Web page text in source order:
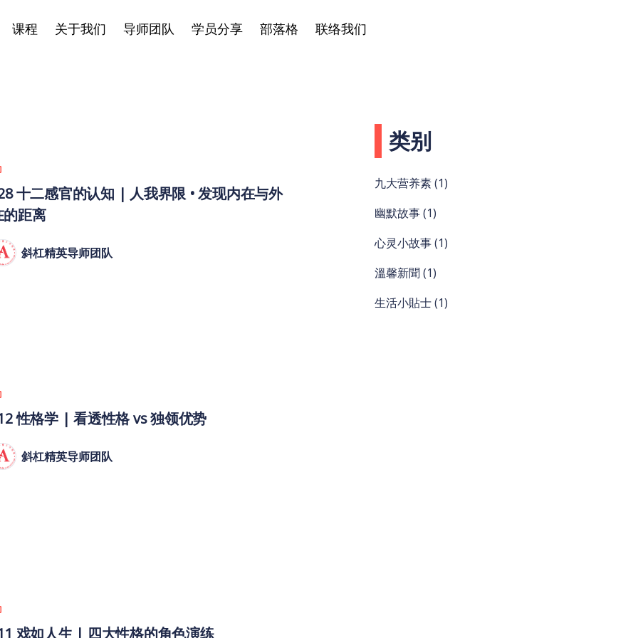
课程 关于我们 导师团队 学员分享 部落格 联络我们
十二感官的认知 | 人我界限 • 发现内在与外
的距离
斜杠精英导师团队
性格学 | 看透性格 vs 独领优势
斜杠精英导师团队
戏如人生 | 四大性格的角色演练
类别
九大营养素(1)
幽默故事(1)
心灵小故事(1)
溫馨新聞(1)
生活小貼士(1)